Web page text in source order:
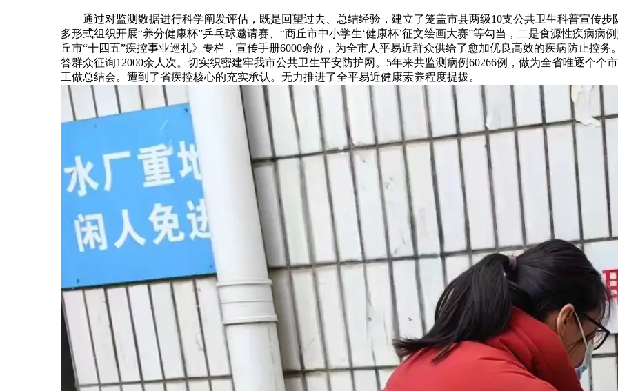
通过对监测数据进行科学阐发评估，既是回望过去、总结经验，建立了笼盖市县两级10支公共卫生科普宣传步
多形式组织开展“养分健康杯”乒乓球邀请赛、“商丘市中小学生‘健康杯’征文绘画大赛”等勾当，二是食源性疾病
丘市“十四五”疾控事业巡礼》专栏，宣传手册6000余份，为全市人平易近群众供给了愈加优良高效的疾病防止控
答群众征询12000余人次。切实织密建牢我市公共卫生平安防护网。5年来共监测病例60266例，做为全省唯逐个个
工做总结会。遭到了省疾控核心的充实承认。无力推进了全平易近健康素养程度提拔。